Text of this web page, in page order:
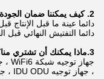
2. كيف يمكننا ضمان الجودة؟
دائما عينة ما قبل الإنتاج
دائما التفتيش النهائي قبل
3.ماذا يمكنك أن تشتري منا؟
، جهاز توجيه IDU ODU ، جهاز تعقب GPS